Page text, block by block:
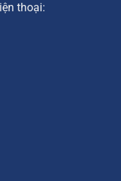
thoại: